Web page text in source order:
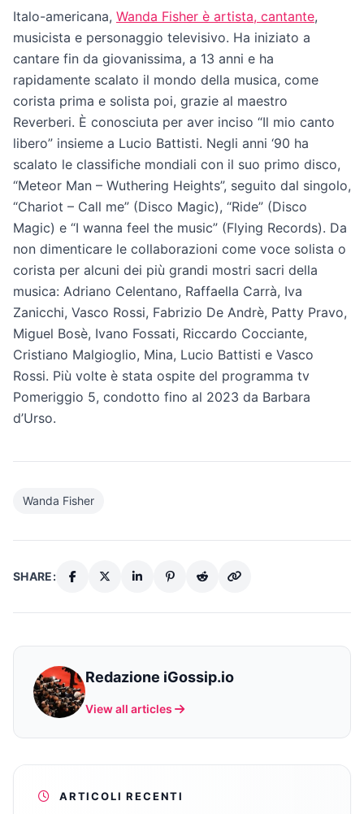
Italo-americana, Wanda Fisher è artista, cantante,
musicista e personaggio televisivo. Ha iniziato a
cantare fin da giovanissima, a 13 anni e ha
rapidamente scalato il mondo della musica, come
corista prima e solista poi, grazie al maestro
Reverberi. È conosciuta per aver inciso “Il mio canto
libero” insieme a Lucio Battisti. Negli anni ‘90 ha
scalato le classifiche mondiali con il suo primo disco,
“Meteor Man – Wuthering Heights”, seguito dal singolo,
“Chariot – Call me” (Disco Magic), “Ride” (Disco
Magic) e “I wanna feel the music” (Flying Records). Da
non dimenticare le collaborazioni come voce solista o
corista per alcuni dei più grandi mostri sacri della
musica: Adriano Celentano, Raffaella Carrà, Iva
Zanicchi, Vasco Rossi, Fabrizio De Andrè, Patty Pravo,
Miguel Bosè, Ivano Fossati, Riccardo Cocciante,
Cristiano Malgioglio, Mina, Lucio Battisti e Vasco
Rossi. Più volte è stata ospite del programma tv
Pomeriggio 5, condotto fino al 2023 da Barbara
d’Urso.
Wanda Fisher
SHARE:
Redazione iGossip.io
View all articles
ARTICOLI RECENTI